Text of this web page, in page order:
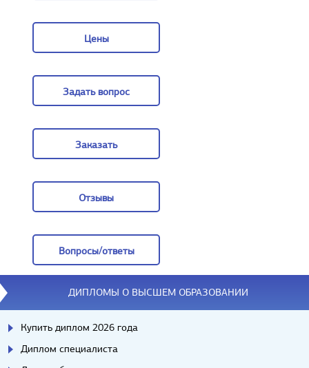
Цены
Задать вопрос
Заказать
Отзывы
Вопросы/ответы
Вопросы/ответы
ДИПЛОМЫ О ВЫСШЕМ ОБРАЗОВАНИИ
Купить диплом 2026 года
Диплом специалиста